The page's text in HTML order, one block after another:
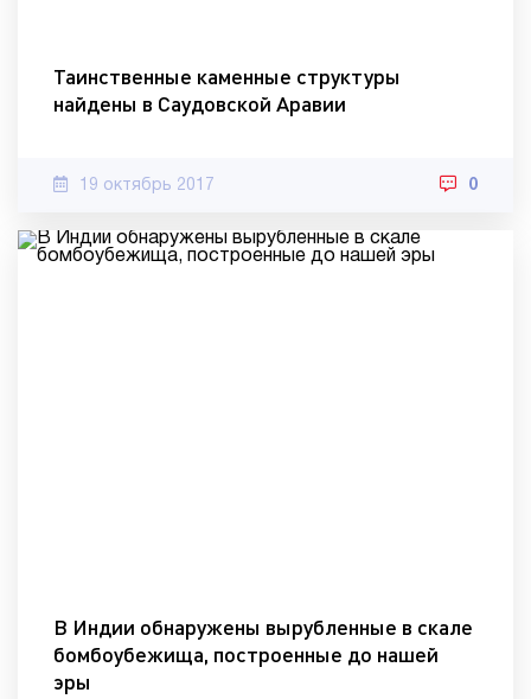
Таинственные каменные структуры
найдены в Саудовской Аравии
19 октябрь 2017 0
В Индии обнаружены вырубленные в скале
бомбоубежища, построенные до нашей
эры